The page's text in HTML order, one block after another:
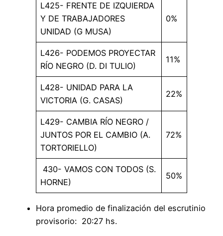
L425- FRENTE DE IZQUIERDA
Y DE TRABAJADORES
UNIDAD (G MUSA)
0%
L426- PODEMOS PROYECTAR
RÍO NEGRO (D. DI TULIO)
11%
L428- UNIDAD PARA LA
VICTORIA (G. CASAS)
22%
L429- CAMBIA RÍO NEGRO /
JUNTOS POR EL CAMBIO (A.
TORTORIELLO)
72%
430- VAMOS CON TODOS (S.
HORNE)
50%
Hora promedio de finalización del escrutinio
provisorio: 20:27 hs.